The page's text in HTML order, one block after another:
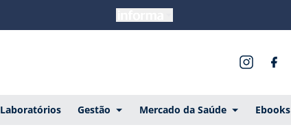
Laboratórios Gestão Mercado da Saúde Ebooks